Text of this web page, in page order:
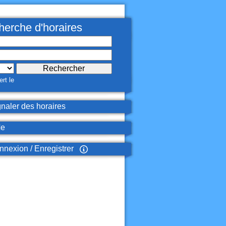
d'horaires
le
des horaires
/ Enregistrer